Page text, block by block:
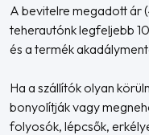
A bevitelre megadott ár
teherautónk legfeljebb
és a termék
Ha a szállítók olyan
bonyolítják vagy
folyosók, lépcsők,